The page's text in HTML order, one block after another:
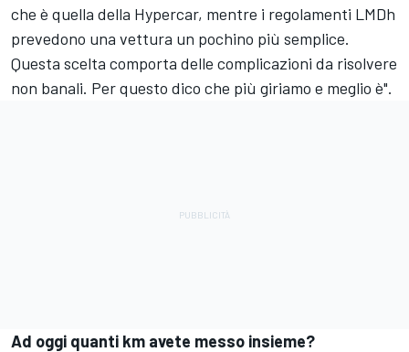
che è quella della Hypercar, mentre i regolamenti LMDh
prevedono una vettura un pochino più semplice.
Questa scelta comporta delle complicazioni da risolvere
non banali. Per questo dico che più giriamo e meglio è".
Ad oggi quanti km avete messo insieme?